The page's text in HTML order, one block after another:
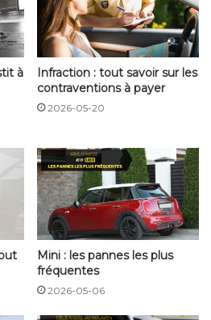
de dégivrant aérosol
à
Infraction : tout savoir sur les
contraventions à payer
2026-05-20
Mini : les pannes les plus
fréquentes
2026-05-06